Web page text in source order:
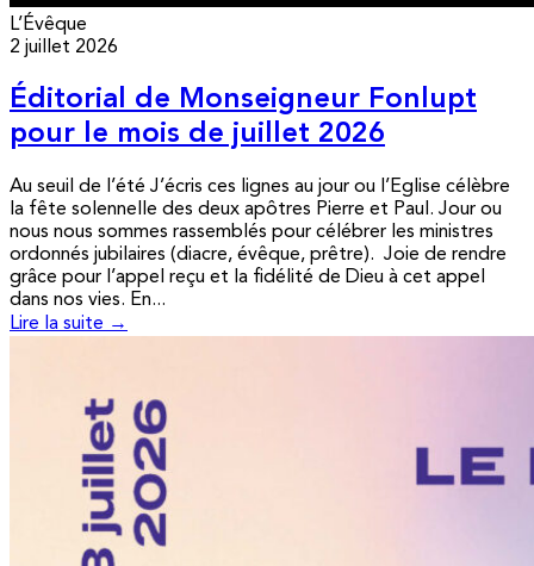
L’Évêque
2 juillet 2026
Éditorial de Monseigneur Fonlupt
pour le mois de juillet 2026
Au seuil de l’été J’écris ces lignes au jour ou l’Eglise célèbre
la fête solennelle des deux apôtres Pierre et Paul. Jour ou
nous nous sommes rassemblés pour célébrer les ministres
ordonnés jubilaires (diacre, évêque, prêtre). Joie de rendre
grâce pour l’appel reçu et la fidélité de Dieu à cet appel
dans nos vies. En...
Lire la suite →